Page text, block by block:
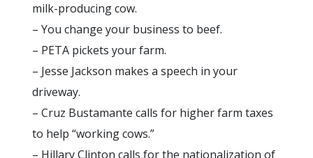
milk-producing cow.
– You change your business to beef.
– PETA pickets your farm.
– Jesse Jackson makes a speech in your
driveway.
– Cruz Bustamante calls for higher farm taxes
to help “working cows.”
– Hillary Clinton calls for the nationalization of